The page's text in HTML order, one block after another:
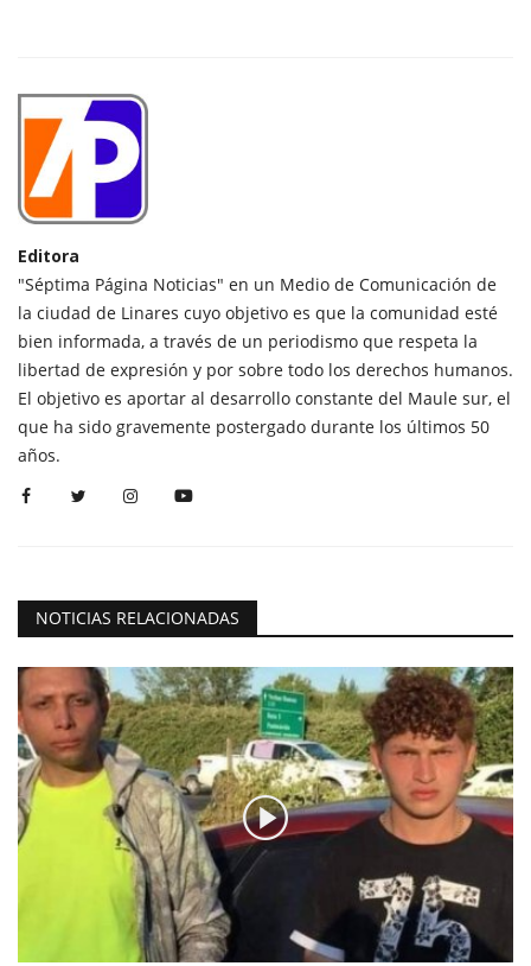
Editora
"Séptima Página Noticias" en un Medio de Comunicación de
la ciudad de Linares cuyo objetivo es que la comunidad esté
bien informada, a través de un periodismo que respeta la
libertad de expresión y por sobre todo los derechos humanos.
El objetivo es aportar al desarrollo constante del Maule sur, el
que ha sido gravemente postergado durante los últimos 50
años.
NOTICIAS RELACIONADAS